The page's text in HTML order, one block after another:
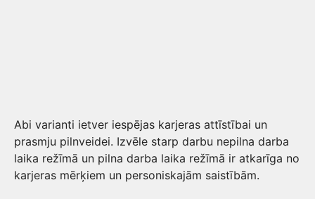
Abi varianti ietver iespējas karjeras attīstībai un
prasmju pilnveidei. Izvēle starp darbu nepilna darba
laika režīmā un pilna darba laika režīmā ir atkarīga no
karjeras mērķiem un personiskajām saistībām.